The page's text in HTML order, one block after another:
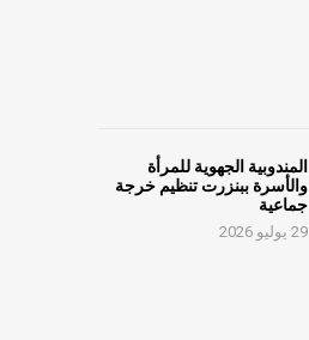
المندوبية الجهوية للمرأة
والأسرة ببنزرت تنظيم خرجة
جماعية
29 يوليو 2026